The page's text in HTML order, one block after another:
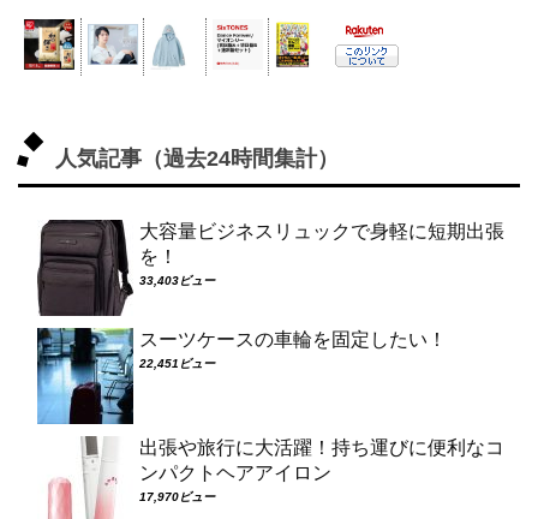
人気記事（過去24時間集計）
大容量ビジネスリュックで身軽に短期出張
を！
33,403ビュー
スーツケースの車輪を固定したい！
22,451ビュー
出張や旅行に大活躍！持ち運びに便利なコ
ンパクトヘアアイロン
17,970ビュー